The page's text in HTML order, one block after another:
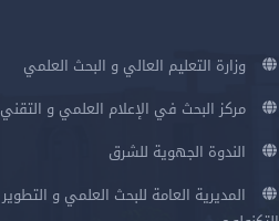
وزارة التعليم العالي و البحث العلمي
مركز البحث في الإعلام العلمي و التقني
الندوة الجهوية للشرق
المديرية العامة للبحث العلمي و التطوير